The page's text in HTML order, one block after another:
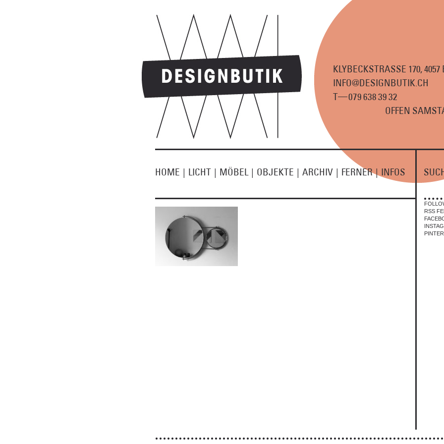
KLYBECKSTRASSE 170, 4057
INFO@DESIGNBUTIK.CH
T—0796383932
OFFEN
HOME | LICHT | MÖBEL | OBJEKTE | ARCHIV | FERNER | INFOS
RSS